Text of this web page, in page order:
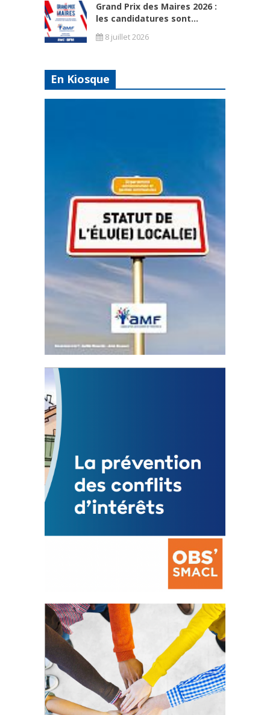
Grand Prix des Maires 2026 :
les candidatures sont...
8 juillet 2026
En Kiosque
Statut de l’élu local
3 avril 2024
Mise à jour avril 2024
FEUILLETER
La prévention des conflits
d’intérêts
18 septembre 2023
FEUILLETER